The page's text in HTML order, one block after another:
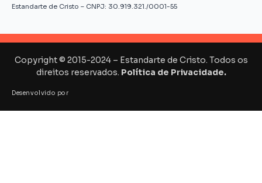
Estandarte de Cristo – CNPJ: 30.919.321./0001-55
Copyright © 2015-2024 – Estandarte de Cristo. Todos os
direitos reservados. Política de Privacidade.
Desenvolvido por